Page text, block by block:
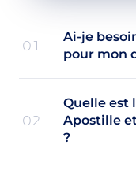
01
Ai-je
pour mon
02
Quelle est
Apostille
?